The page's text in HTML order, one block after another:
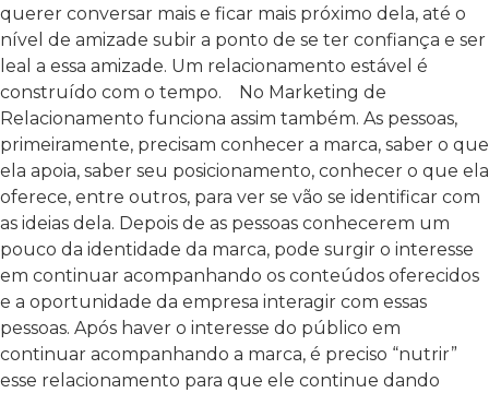
querer conversar mais e ficar mais próximo dela, até o
nível de amizade subir a ponto de se ter confiança e ser
leal a essa amizade. Um relacionamento estável é
construído com o tempo.
No Marketing de
Relacionamento funciona assim também. As pessoas,
primeiramente, precisam conhecer a marca, saber o que
ela apoia, saber seu posicionamento, conhecer o que ela
oferece, entre outros, para ver se vão se identificar com
as ideias dela. Depois de as pessoas conhecerem um
pouco da identidade da marca, pode surgir o interesse
em continuar acompanhando os conteúdos oferecidos
e a oportunidade da empresa interagir com essas
pessoas. Após haver o interesse do público em
continuar acompanhando a marca, é preciso “nutrir”
esse relacionamento para que ele continue dando